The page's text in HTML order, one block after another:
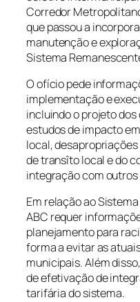
Corredor
que passou a
manutenção e
Sistema
O ofício pede
implementação e
incluindo o projeto
estudos de impacto
local,
de transîto local e do
integração com outros
Em relação ao
ABC requer
planejamento para
forma a evitar as
municipais. Além
de efetivação de
tarifária do sistema.